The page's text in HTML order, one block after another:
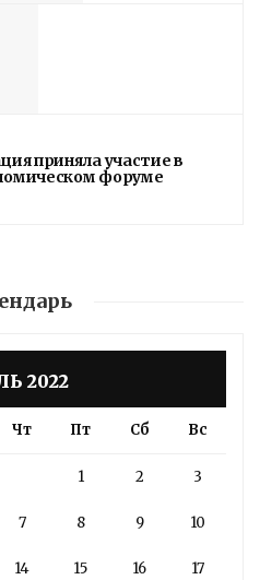
приняла участие в
форуме
2022
Чт Пт Сб Вс
1 2 3
7 8 9 10
14 15 16 17